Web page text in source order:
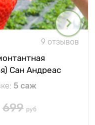
9 отзывов
Сан Андреас
5 саж
699 руб